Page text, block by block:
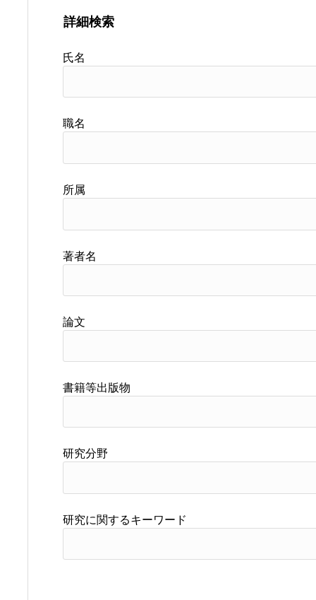
詳細検索
氏名
職名
所属
著者名
論文
書籍等出版物
研究分野
研究に関するキーワード